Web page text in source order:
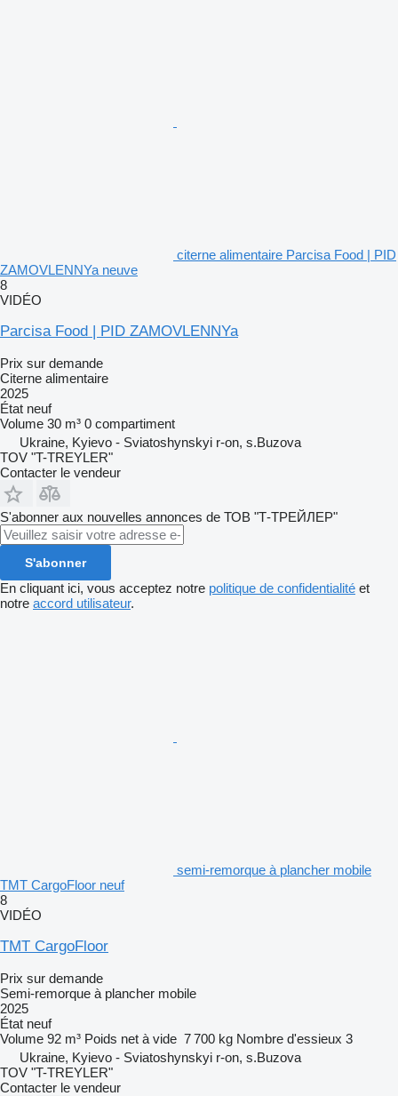
citerne alimentaire Parcisa Food | PID
ZAMOVLENNYa neuve
8
VIDÉO
Parcisa Food | PID ZAMOVLENNYa
Prix sur demande
Citerne alimentaire
2025
État neuf
Volume 30 m³ 0 compartiment
Ukraine, Kyievo - Sviatoshynskyi r-on, s.Buzova
TOV "T-TREYLER"
Contacter le vendeur
S'abonner aux nouvelles annonces de ТОВ "Т-ТРЕЙЛЕР"
S'abonner
En cliquant ici, vous acceptez notre politique de confidentialité et
notre accord utilisateur.
semi-remorque à plancher mobile
TMT CargoFloor neuf
8
VIDÉO
TMT CargoFloor
Prix sur demande
Semi-remorque à plancher mobile
2025
État neuf
Volume 92 m³ Poids net à vide 7 700 kg Nombre d'essieux 3
Ukraine, Kyievo - Sviatoshynskyi r-on, s.Buzova
TOV "T-TREYLER"
Contacter le vendeur